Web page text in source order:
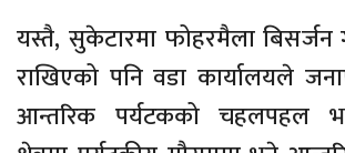
यस्तै, सुकेटारमा फोहरमैला बिसर्जन
राखिएको पनि वडा कार्यालयले
आन्तरिक पर्यटकको चहलपहल